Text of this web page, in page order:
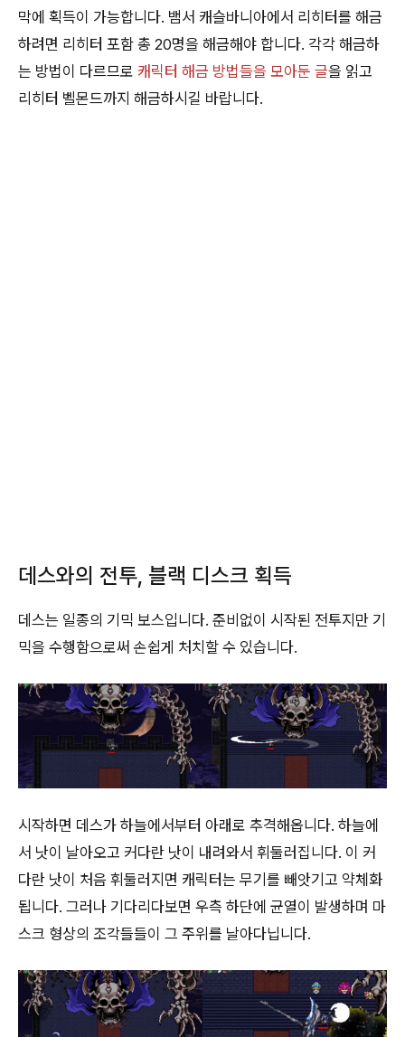
막에 획득이 가능합니다. 뱀서 캐슬바니아에서 리히터를 해금
하려면 리히터 포함 총 20명을 해금해야 합니다. 각각 해금하
는 방법이 다르므로 캐릭터 해금 방법들을 모아둔 글을 읽고
리히터 벨몬드까지 해금하시길 바랍니다.
데스와의 전투, 블랙 디스크 획득
데스는 일종의 기믹 보스입니다. 준비없이 시작된 전투지만 기
믹을 수행함으로써 손쉽게 처치할 수 있습니다.
시작하면 데스가 하늘에서부터 아래로 추격해옵니다. 하늘에
서 낫이 날아오고 커다란 낫이 내려와서 휘둘러집니다. 이 커
다란 낫이 처음 휘둘러지면 캐릭터는 무기를 빼앗기고 약체화
됩니다. 그러나 기다리다보면 우측 하단에 균열이 발생하며 마
스크 형상의 조각들들이 그 주위를 날아다닙니다.